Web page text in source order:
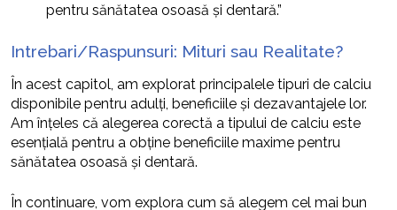
pentru sănătatea osoasă și dentară.”
Intrebari/Raspunsuri: Mituri sau Realitate?
În acest capitol, am explorat principalele tipuri de calciu
disponibile pentru adulți, beneficiile și dezavantajele lor.
Am înțeles că alegerea corectă a tipului de calciu este
esențială pentru a obține beneficiile maxime pentru
sănătatea osoasă și dentară.
În continuare, vom explora cum să alegem cel mai bun